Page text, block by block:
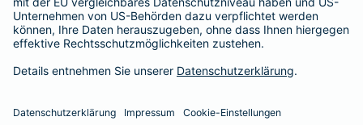
im tierärztlichen Notdienstkomplett - ohne eine Begrenzung
der Jahreshöchstleistung für Operationen.